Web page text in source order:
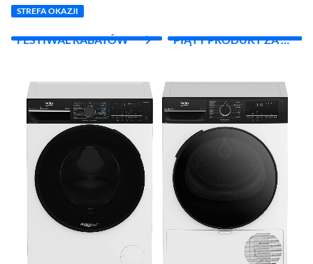
STREFA OKAZJI
FESTIWAL RABATÓW
PIĄTY PRODUKT ZA 1